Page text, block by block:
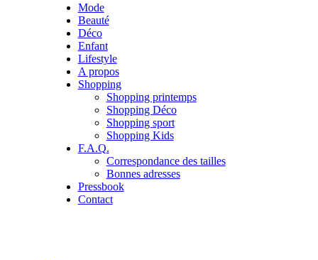
Mode
Beauté
Déco
Enfant
Lifestyle
A propos
Shopping
Shopping printemps
Shopping Déco
Shopping sport
Shopping Kids
F.A.Q.
Correspondance des tailles
Bonnes adresses
Pressbook
Contact